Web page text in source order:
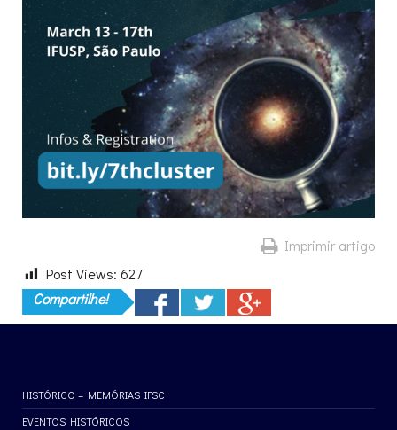
Imprimir artigo
Post Views: 627
Compartilhe!
HISTÓRICO – MEMÓRIAS IFSC
EVENTOS HISTÓRICOS